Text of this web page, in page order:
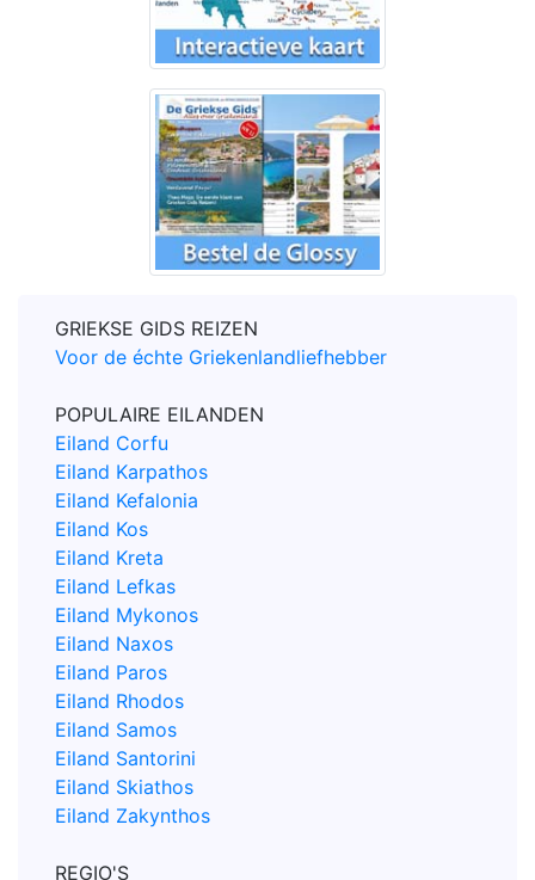
GRIEKSE GIDS REIZEN
Voor de échte Griekenlandliefhebber
POPULAIRE EILANDEN
Eiland Corfu
Eiland Karpathos
Eiland Kefalonia
Eiland Kos
Eiland Kreta
Eiland Lefkas
Eiland Mykonos
Eiland Naxos
Eiland Paros
Eiland Rhodos
Eiland Samos
Eiland Santorini
Eiland Skiathos
Eiland Zakynthos
REGIO'S